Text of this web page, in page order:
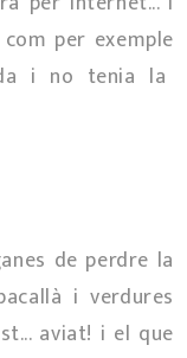
per exemple
i no tenia la
de perdre la
i verdures
aviat! i el que